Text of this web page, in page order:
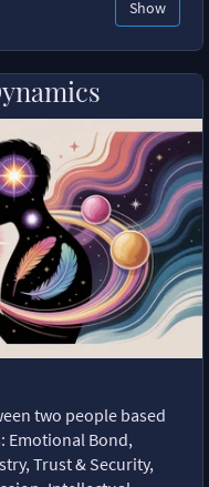
Show
two people based
Emotional Bond,
Trust & Security,